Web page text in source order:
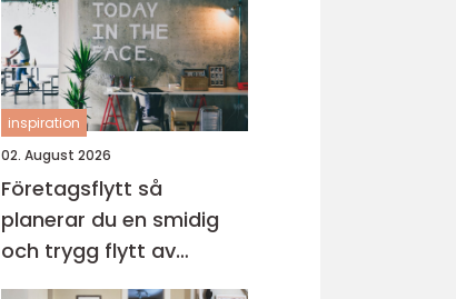
inspiration
02. August 2026
Företagsflytt så
planerar du en smidig
och trygg flytt av
verksamheten